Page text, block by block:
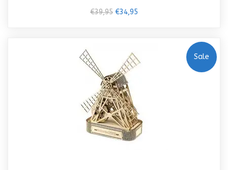
€39,95 €34,95
Sale